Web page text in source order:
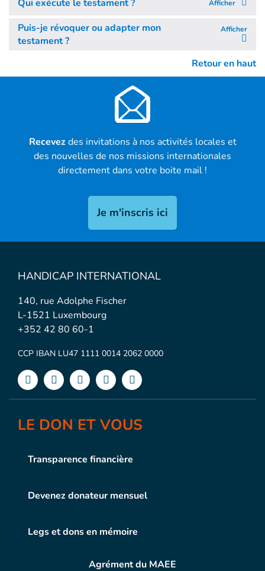
Qui exécute le testament ? Afficher
Puis-je révoquer ou adapter mon
testament ?
Afficher
Retour en haut
Recevezdes invitations à nos activités locales et
des nouvelles de nos missions internationales
directement dans votre boite mail !
Je m'inscris ici
HANDICAP INTERNATIONAL
140, rue Adolphe Fischer
L-1521 Luxembourg
+352 42 80 60-1
CCP IBAN LU47 1111 0014 2062 0000
LE DON ET VOUS
Transparence financière
Devenez donateur mensuel
Legs et dons en mémoire
Agrément du MAEE